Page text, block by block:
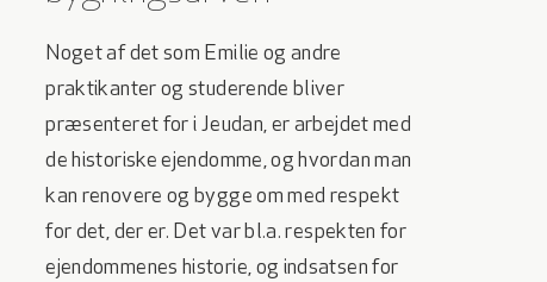
Noget af det som Emilie og andre
praktikanter og studerende bliver
præsenteret for i Jeudan, er arbejdet med
de historiske ejendomme, og hvordan man
kan renovere og bygge om med respekt
for det, der er. Det var bl.a. respekten for
ejendommenes historie, og indsatsen for